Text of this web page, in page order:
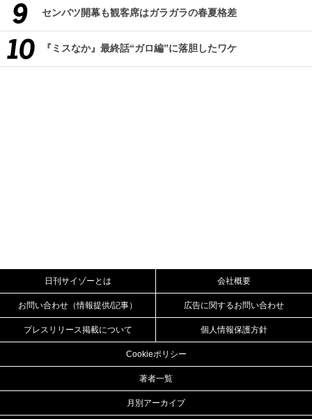
センバツ開幕も観客席はガラガラの春夏格差
『ミスなか』最終話“ガロ編”に落胆したワケ
日刊サイゾーとは 会社概要
お問い合わせ（情報提供/記事） 広告に関するお問い合わせ
プレスリリース掲載について 個人情報保護方針
Cookieポリシー
著者一覧
月別アーカイブ